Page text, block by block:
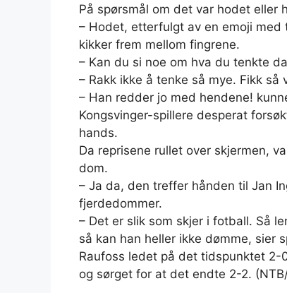
På spørsmål om det var hodet eller
– Hodet, etterfulgt av en emoji
kikker frem mellom fingrene.
– Kan du si noe om hva du tenkte
– Rakk ikke å tenke så mye. Fikk
– Han redder jo med hendene!
Kongsvinger-spillere desperat
hands.
Da reprisene rullet over skjermen,
dom.
– Ja da, den treffer hånden til Jan
fjerdedommer.
– Det er slik som skjer i fotball. Så
så kan han heller ikke dømme, sier
Raufoss ledet på det tidspunktet 2-
og sørget for at det endte 2-2.